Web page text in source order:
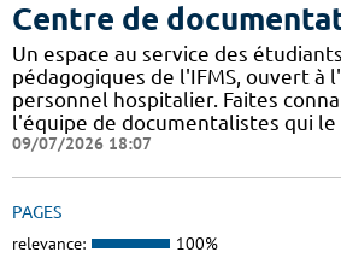
Centre de
Un espace au service des
pédagogiques de l'IFMS, ouvert à
personnel hospitalier. Faites
l'équipe de documentalistes qui
09/07/2026 18:07
PAGES
relevance: 100%